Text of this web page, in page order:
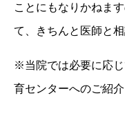
ことにもなりかねま
て、きちんと医師と
※当院では必要に応
育センターへのご紹介